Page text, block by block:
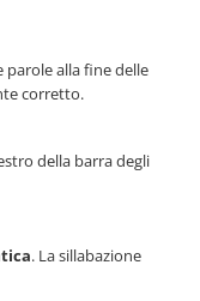
parole alla fine delle
corretto.
della barra degli
. La sillabazione